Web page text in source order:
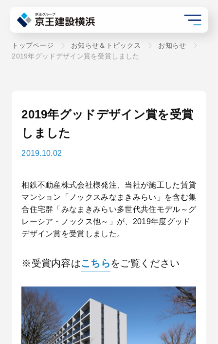
トップページ お知らせ＆トピックス
お知らせ
2019年グッドデザイン賞を受賞しました
2019年グッドデザイン賞を受賞
しました
2019.10.02
相鉄不動産株式会社様発注、当社が施工した賃貸
マンション「ノックスみなまきみらい」を含む集
合住宅群「みなまきみらい多世代共住モデル～グ
レーシア・ノックス他～」が、2019年度グッド
デザイン賞を受賞しました。
※受賞内容はこちらをご覧ください